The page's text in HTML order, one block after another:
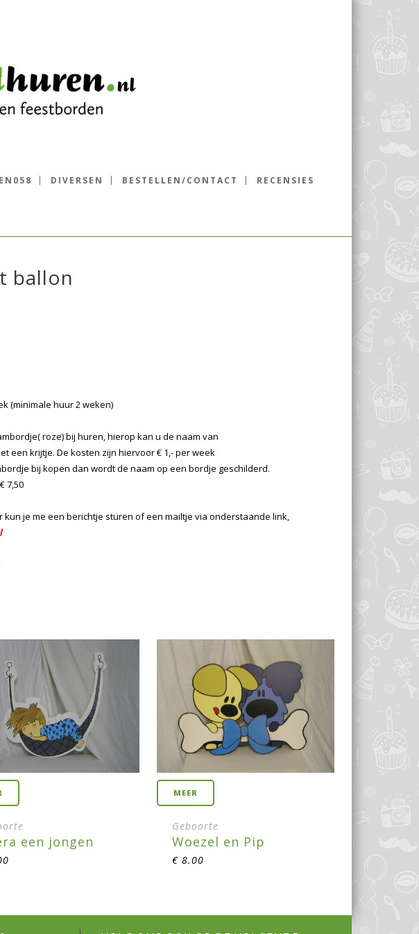
DIVERSEN BESTELLEN/CONTACT RECENSIES
ballon
(minimale huur 2 weken)
roze) bij huren, hierop kan u de naam van
een krijtje. De kosten zijn hiervoor € 1,- per week
bij kopen dan wordt de naam op een bordje geschilderd.
7,50
kun je me een berichtje sturen of een mailtje via onderstaande link,
een jongen
MEER
Geboorte
Woezel en Pip
€8.00